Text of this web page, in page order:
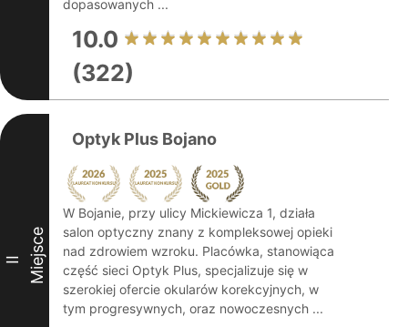
dopasowanych ...
10.0
(322)
II Miejsce
Optyk Plus Bojano
W Bojanie, przy ulicy Mickiewicza 1, działa
salon optyczny znany z kompleksowej opieki
nad zdrowiem wzroku. Placówka, stanowiąca
część sieci Optyk Plus, specjalizuje się w
szerokiej ofercie okularów korekcyjnych, w
tym progresywnych, oraz nowoczesnych ...